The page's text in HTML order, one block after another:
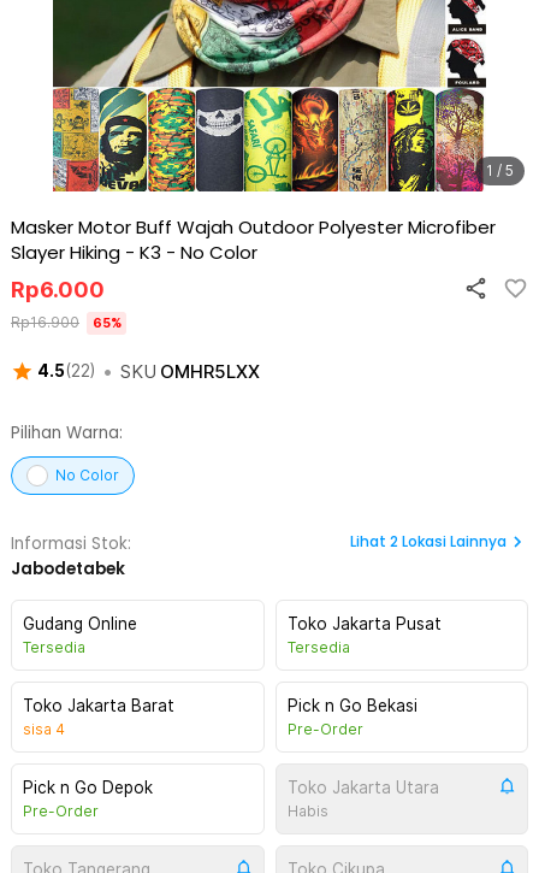
1 / 5
Masker Motor Buff Wajah Outdoor Polyester Microfiber
Slayer Hiking - K3 - No Color
4.5(22) • SKU OMHR5LXX
Rp6.000
Rp16.900 65%
Pilihan Warna:
No Color
Informasi Stok:
Jabodetabek
Lihat 2Lokasi Lainnya
Gudang Online
Tersedia
Toko Jakarta Pusat
Tersedia
Toko Jakarta Barat
sisa 4
Pick n Go Bekasi
Pre-Order
Pick n Go Depok
Pre-Order
Toko Jakarta Utara
Habis